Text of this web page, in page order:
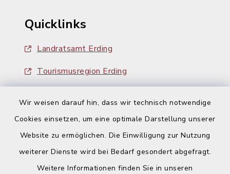
Wir weisen darauf hin, dass wir technisch notwendige
Cookies einsetzen, um eine optimale Darstellung unserer
Website zu ermöglichen. Die Einwilligung zur Nutzung
weiterer Dienste wird bei Bedarf gesondert abgefragt.
Weitere Informationen finden Sie in unseren
Quicklinks
Landratsamt Erding
Tourismusregion Erding
Kontakt